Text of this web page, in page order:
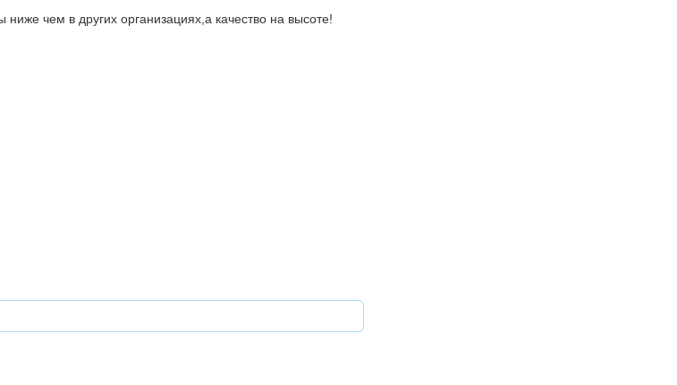
ниже чем в других организациях,а качество на высоте!